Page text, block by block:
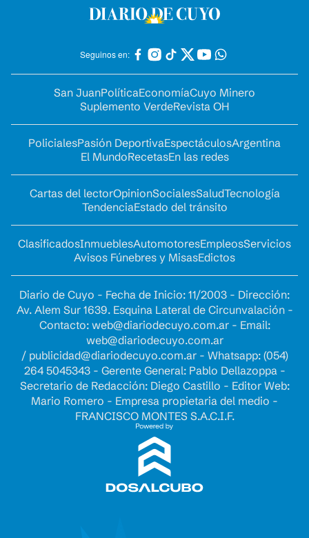
Seguinos en:
San JuanPolíticaEconomíaCuyo Minero
Suplemento VerdeRevista OH
PolicialesPasión DeportivaEspectáculosArgentina
El MundoRecetasEn las redes
Cartas del lectorOpinionSocialesSaludTecnología
TendenciaEstado del tránsito
ClasificadosInmueblesAutomotoresEmpleosServicios
Avisos Fúnebres y MisasEdictos
Diario de Cuyo - Fecha de Inicio: 11/2003 - Dirección:
Av. Alem Sur 1639. Esquina Lateral de Circunvalación -
Contacto: web@diariodecuyo.com.ar- Email:
web@diariodecuyo.com.ar
/ publicidad@diariodecuyo.com.ar- Whatsapp: (054)
264 5045343 - Gerente General: Pablo Dellazoppa -
Secretario de Redacción: Diego Castillo - Editor Web:
Mario Romero - Empresa propietaria del medio -
FRANCISCO MONTES S.A.C.I.F.